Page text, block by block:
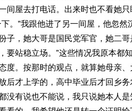
间屋去打电话。出来时也不看她
。”我跟他进了另一间屋，他忽
子，她大哥是国民党军官，她二哥
要站稳立场。”这些情况我原本都
度。按那时的观点，就算她母亲
后才上学的，高中毕业后才回乡
没有说也不能说，我只说她本人